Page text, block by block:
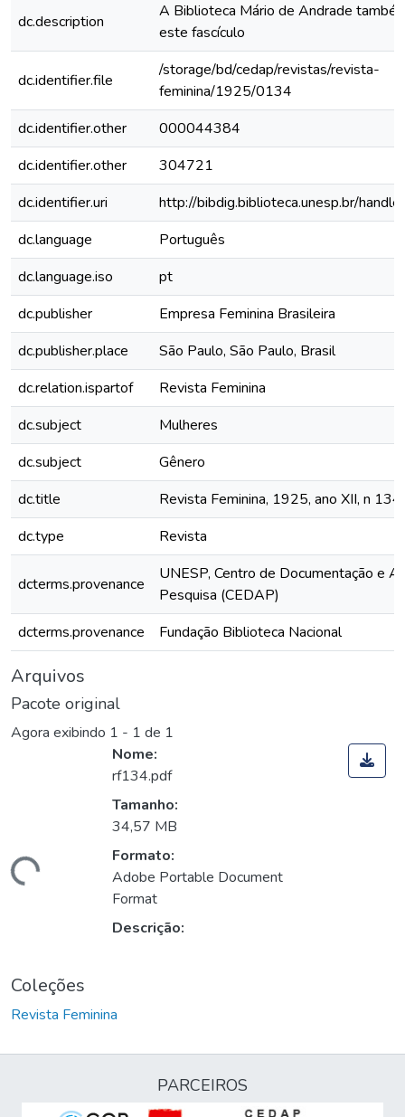
dc.description
A Biblioteca Mário de Andrade
este fascículo
dc.identifier.file
/storage/bd/cedap/revistas/revista-
feminina/1925/0134
dc.identifier.other
000044384
dc.identifier.other
304721
dc.identifier.uri
http://bibdig.biblioteca.unesp.br/
dc.language
Português
dc.language.iso
pt
dc.publisher
Empresa Feminina Brasileira
dc.publisher.place
São Paulo, São Paulo, Brasil
dc.relation.ispartof
Revista Feminina
dc.subject
Mulheres
dc.subject
Gênero
dc.title
Revista Feminina, 1925, ano XII, n 134
dc.type
Revista
dcterms.provenance
UNESP, Centro de Documentação e
Pesquisa (CEDAP)
dcterms.provenance
Fundação Biblioteca Nacional
Arquivos
Pacote original
Agora exibindo 1 - 1 de 1
Nome:
rf134.pdf
Tamanho:
34,57 MB
Formato:
Adobe Portable Document
Format
Descrição:
Coleções
Revista Feminina
PARCEIROS